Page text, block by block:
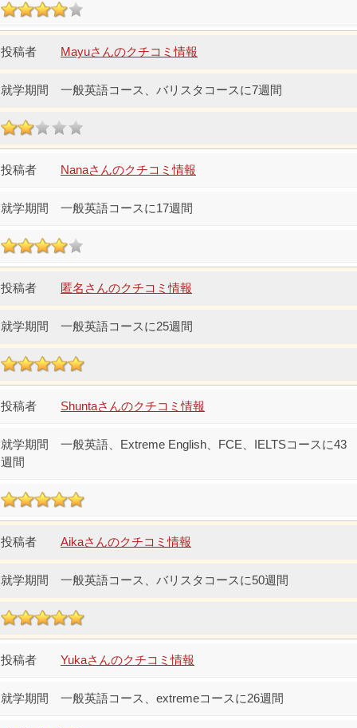
Mayuさんのクチコミ情報
一般英語コース、バリスタコースに7週間
Nanaさんのクチコミ情報
一般英語コースに17週間
匿名さんのクチコミ情報
一般英語コースに25週間
Shuntaさんのクチコミ情報
一般英語、Extreme English、FCE、IELTSコースに43
週間
Aikaさんのクチコミ情報
一般英語コース、バリスタコースに50週間
Yukaさんのクチコミ情報
一般英語コース、extremeコースに26週間